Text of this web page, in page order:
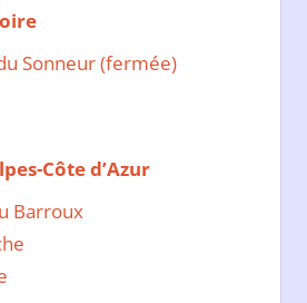
Sonneur (fermée)
Côte d’Azur
Barroux